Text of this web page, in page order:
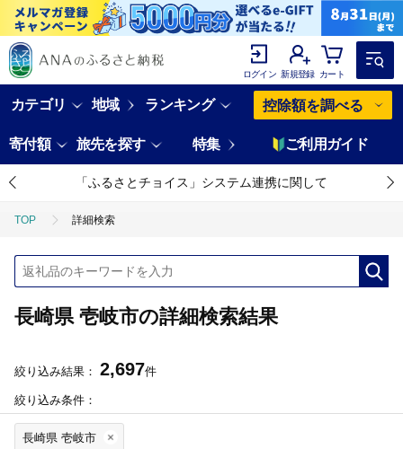
ログイン 新規登録 カート
カテゴリ 地域 ランキング 控除額を調べる
寄付額 旅先を探す 特集 ご利用ガイド
「ふるさとチョイス」システム連携に関して
TOP 詳細検索
長崎県 壱岐市の詳細検索結果
絞り込み結果： 2,697件
絞り込み条件：
長崎県 壱岐市